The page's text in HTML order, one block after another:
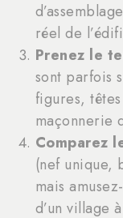
réel de
Prenez le
sont parfois
figures,
maçonnerie
Comparez
(nef unique,
mais
d’un village